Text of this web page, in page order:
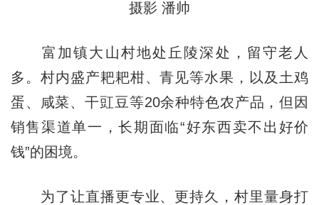
摄影 潘帅
富加镇大山村地处丘陵深处，留守老人
多。村内盛产耙耙柑、青见等水果，以及土鸡
蛋、咸菜、干豇豆等20余种特色农产品，但因
销售渠道单一，长期面临“好东西卖不出好价
钱”的困境。
为了让直播更专业、更持久，村里量身打